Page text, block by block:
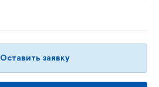
Оставить заявку